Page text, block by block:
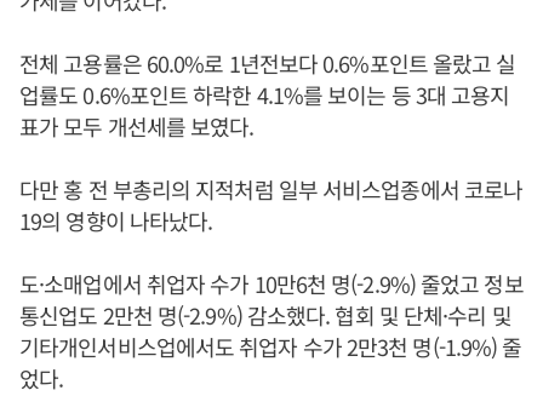
전체 고용률은 60.0%로 1년전보다 0.6%포인트 올랐고 실
업률도 0.6%포인트 하락한 4.1%를 보이는 등 3대 고용지
표가 모두 개선세를 보였다.
다만 홍 전 부총리의 지적처럼 일부 서비스업종에서 코로나
19의 영향이 나타났다.
도·소매업에서 취업자 수가 10만6천 명(-2.9%) 줄었고 정보
통신업도 2만천 명(-2.9%) 감소했다. 협회 및 단체·수리 및
기타개인서비스업에서도 취업자 수가 2만3천 명(-1.9%) 줄
었다.